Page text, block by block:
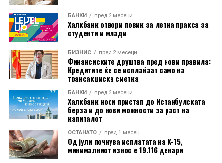
јуни биле за 10 отсто повисоки во споредба со истиот
месец минатата година. Во еврозоната годишниот
раст изнесувал 8,8 отсто.
На годишно ниво, најголем раст на производствените
цени бил регистриран во Бугарија, од 18,2 отсто.
Следувале Романија со 14,3 отсто и Ирска со 11,4
отсто. Луксембург бил единствената земја во која
цените биле пониски од пред една година, и тоа за 3,2
отсто.
Индексот на производствените цени ги следи
промените на продажните цени на производите на
домашниот пазар при излезот од производството. Тој
БАНКИ пред 2 месеци
Халкбанк отвори повик за летна пракса за
студенти и млади
БИЗНИС пред 2 месеци
Финансиските друштва пред нови правила:
Кредитите ќе се исплаќаат само на
трансакциска сметка
БАНКИ пред 2 месеци
Халкбанк носи пристап до Истанбулската
берза и до нови можности за раст на
капиталот
ОСТАНАТО пред 1 месец
Од јули почнува исплатата на К-15,
минималниот износ е 19.116 денари